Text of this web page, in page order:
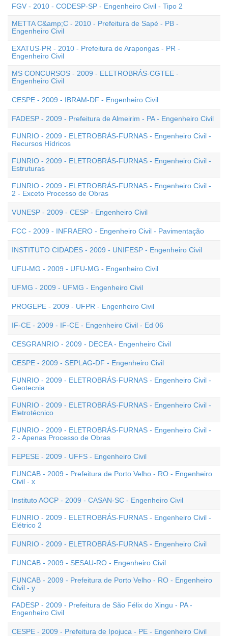
FGV - 2010 - CODESP-SP - Engenheiro Civil - Tipo 2
METTA C&amp;C - 2010 - Prefeitura de Sapé - PB -
Engenheiro Civil
EXATUS-PR - 2010 - Prefeitura de Arapongas - PR -
Engenheiro Civil
MS CONCURSOS - 2009 - ELETROBRÁS-CGTEE -
Engenheiro Civil
CESPE - 2009 - IBRAM-DF - Engenheiro Civil
FADESP - 2009 - Prefeitura de Almeirim - PA - Engenheiro Civil
FUNRIO - 2009 - ELETROBRÁS-FURNAS - Engenheiro Civil -
Recursos Hídricos
FUNRIO - 2009 - ELETROBRÁS-FURNAS - Engenheiro Civil -
Estruturas
FUNRIO - 2009 - ELETROBRÁS-FURNAS - Engenheiro Civil -
2 - Exceto Processo de Obras
VUNESP - 2009 - CESP - Engenheiro Civil
FCC - 2009 - INFRAERO - Engenheiro Civil - Pavimentação
INSTITUTO CIDADES - 2009 - UNIFESP - Engenheiro Civil
UFU-MG - 2009 - UFU-MG - Engenheiro Civil
UFMG - 2009 - UFMG - Engenheiro Civil
PROGEPE - 2009 - UFPR - Engenheiro Civil
IF-CE - 2009 - IF-CE - Engenheiro Civil - Ed 06
CESGRANRIO - 2009 - DECEA - Engenheiro Civil
CESPE - 2009 - SEPLAG-DF - Engenheiro Civil
FUNRIO - 2009 - ELETROBRÁS-FURNAS - Engenheiro Civil -
Geotecnia
FUNRIO - 2009 - ELETROBRÁS-FURNAS - Engenheiro Civil -
Eletrotécnico
FUNRIO - 2009 - ELETROBRÁS-FURNAS - Engenheiro Civil -
2 - Apenas Processo de Obras
FEPESE - 2009 - UFFS - Engenheiro Civil
FUNCAB - 2009 - Prefeitura de Porto Velho - RO - Engenheiro
Civil - x
Instituto AOCP - 2009 - CASAN-SC - Engenheiro Civil
FUNRIO - 2009 - ELETROBRÁS-FURNAS - Engenheiro Civil -
Elétrico 2
FUNRIO - 2009 - ELETROBRÁS-FURNAS - Engenheiro Civil
FUNCAB - 2009 - SESAU-RO - Engenheiro Civil
FUNCAB - 2009 - Prefeitura de Porto Velho - RO - Engenheiro
Civil - y
FADESP - 2009 - Prefeitura de São Félix do Xingu - PA -
Engenheiro Civil
CESPE - 2009 - Prefeitura de Ipojuca - PE - Engenheiro Civil